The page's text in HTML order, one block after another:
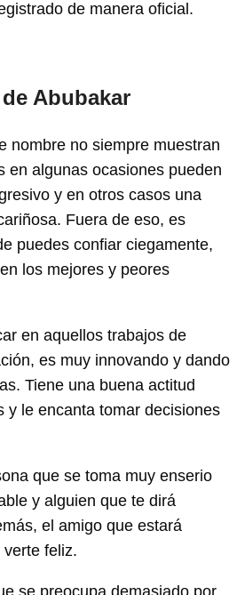
de manera oficial.
Abubakar
nombre no siempre muestran
en algunas ocasiones pueden
y en otros casos una
Fuera de eso, es
puedes confiar ciegamente,
los mejores y peores
en aquellos trabajos de
es muy innovando y dando
Tiene una buena actitud
y le encanta tomar decisiones
que se toma muy enserio
y alguien que te dirá
el amigo que estará
feliz.